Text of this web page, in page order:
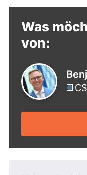
Was
von: